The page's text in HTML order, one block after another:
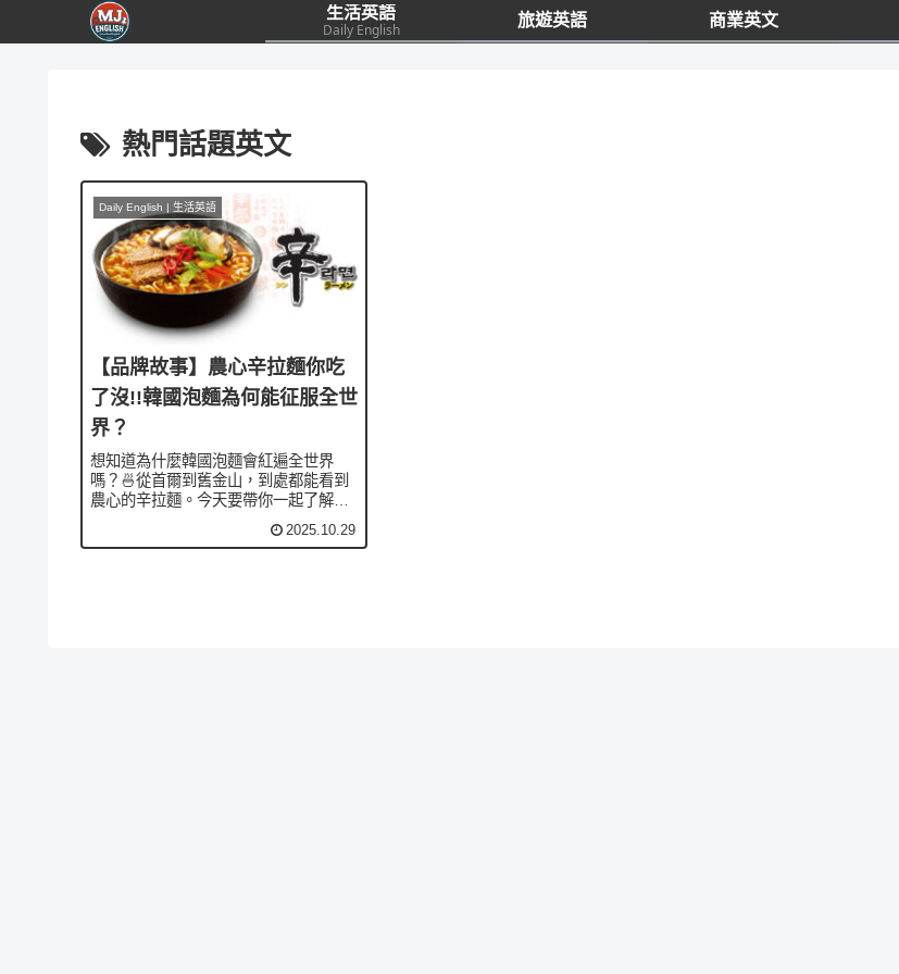
生活英語
Daily English
旅遊英語 商業英文
熱門話題英文
Daily English | 生活英語
【品牌故事】農心辛拉麵你吃
了沒!!韓國泡麵為何能征服全世
界？
想知道為什麼韓國泡麵會紅遍全世界
嗎？🍜從首爾到舊金山，到處都能看到
農心的辛拉麵。今天要帶你一起了解農
市場，也順便學會實用的英文單字與句
2025.10.29